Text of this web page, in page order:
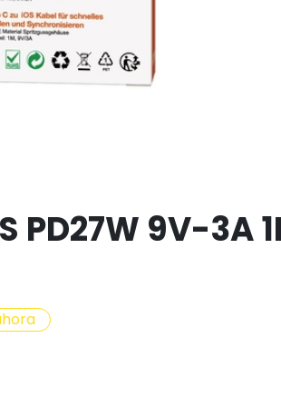
PD27W 9V-3A